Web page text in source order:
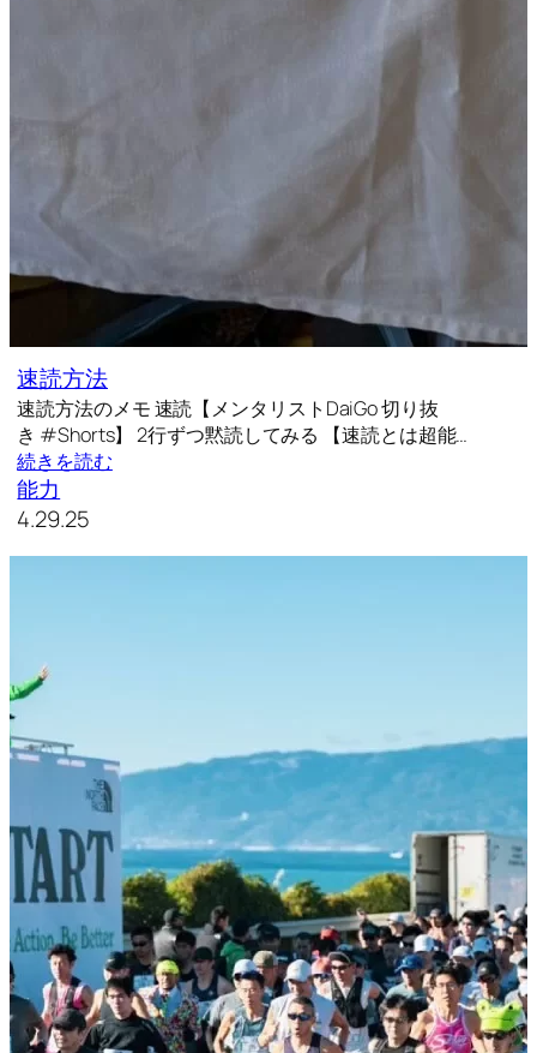
速読方法
速読方法のメモ 速読【メンタリストDaiGo 切り抜
き #Shorts】 2行ずつ黙読してみる 【速読とは超能…
続きを読む
能力
4.29.25